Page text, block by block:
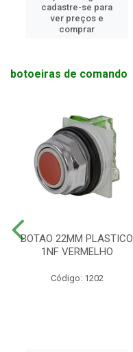
cadastre-se para
ver preços e
comprar
botoeiras de comando
BOTAO 22MM PLASTICO
1NF VERMELHO
Código: 1202